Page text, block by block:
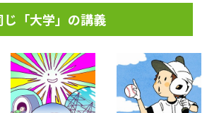
じ「大学」の講義